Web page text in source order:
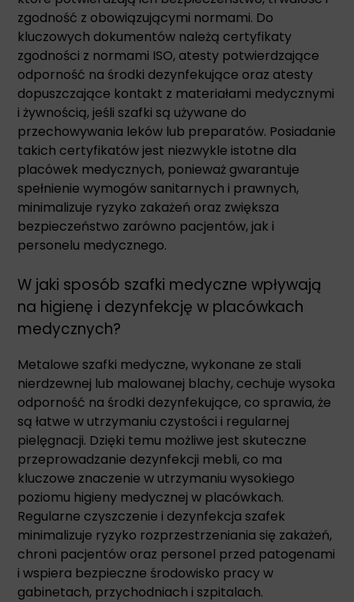
zgodność z obowiązującymi normami. Do
kluczowych dokumentów należą certyfikaty
zgodności z normami ISO, atesty potwierdzające
odporność na środki dezynfekujące oraz atesty
dopuszczające kontakt z materiałami medycznymi
i żywnością, jeśli szafki są używane do
przechowywania leków lub preparatów. Posiadanie
takich certyfikatów jest niezwykle istotne dla
placówek medycznych, ponieważ gwarantuje
spełnienie wymogów sanitarnych i prawnych,
minimalizuje ryzyko zakażeń oraz zwiększa
bezpieczeństwo zarówno pacjentów, jak i
personelu medycznego.
W jaki sposób szafki medyczne wpływają
na higienę i dezynfekcję w placówkach
medycznych?
Metalowe szafki medyczne, wykonane ze stali
nierdzewnej lub malowanej blachy, cechuje wysoka
odporność na środki dezynfekujące, co sprawia, że
są łatwe w utrzymaniu czystości i regularnej
pielęgnacji. Dzięki temu możliwe jest skuteczne
przeprowadzanie dezynfekcji mebli, co ma
kluczowe znaczenie w utrzymaniu wysokiego
poziomu higieny medycznej w placówkach.
Regularne czyszczenie i dezynfekcja szafek
minimalizuje ryzyko rozprzestrzeniania się zakażeń,
chroni pacjentów oraz personel przed patogenami
i wspiera bezpieczne środowisko pracy w
gabinetach, przychodniach i szpitalach.